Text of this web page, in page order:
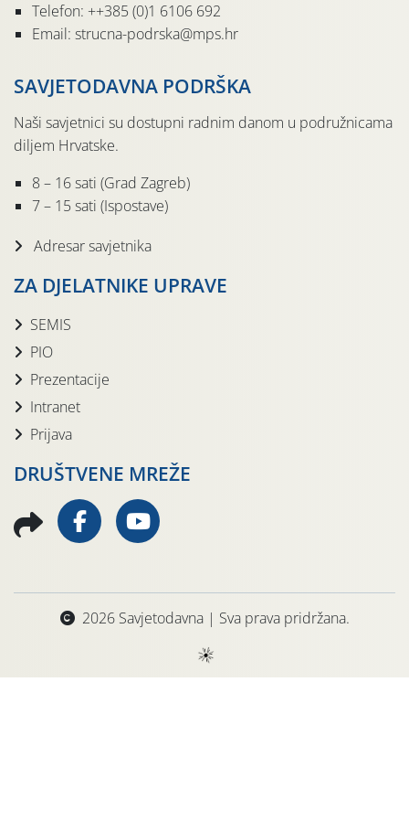
Telefon: ++385 (0)1 6106 692
Email: strucna-podrska@mps.hr
SAVJETODAVNA PODRŠKA
Naši savjetnici su dostupni radnim danom u podružnicama
diljem Hrvatske.
8 – 16 sati (Grad Zagreb)
7 – 15 sati (Ispostave)
Adresar savjetnika
ZA DJELATNIKE UPRAVE
SEMIS
PIO
Prezentacije
Intranet
Prijava
DRUŠTVENE MREŽE
2026 Savjetodavna | Sva prava pridržana.